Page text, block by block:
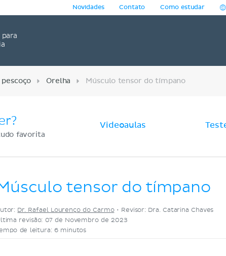
para
Novidades Contato Como estudar
pescoço Orelha Músculo tensor do tímpano
favorita
Videoaulas
tensor do tímpano
Dr. Rafael Lourenço do Carmo• Revisor: Dra. Catarina Chaves
revisão: 07 de Novembro de 2023
de leitura: 6 minutos